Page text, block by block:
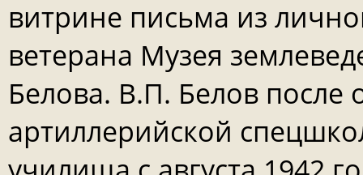
витрине письма из
ветерана Музея
Белова. В.П. Белов
артиллерийской